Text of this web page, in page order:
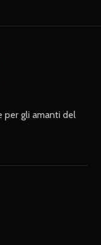
un
e-mail,
commento.
per gli amanti del